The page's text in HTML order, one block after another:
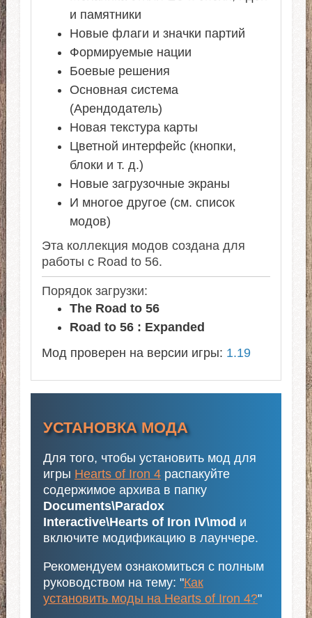
и памятники
Новые флаги и значки партий
Формируемые нации
Боевые решения
Основная система
(Арендодатель)
Новая текстура карты
Цветной интерфейс (кнопки,
блоки и т. д.)
Новые загрузочные экраны
И многое другое (см. список
модов)
Эта коллекция модов создана для
работы с Road to 56.
Порядок загрузки:
The Road to 56
Road to 56 : Expanded
Мод проверен на версии игры: 1.19
УСТАНОВКА МОДА
Для того, чтобы установить мод для
игры Hearts of Iron 4распакуйте
содержимое архива в папку
Documents\Paradox
Interactive\Hearts of Iron IV\mod и
включите модификацию в лаунчере.
Рекомендуем ознакомиться с полным
руководством на тему: "Как
установить моды на Hearts of Iron 4?"